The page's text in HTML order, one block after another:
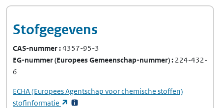
Stofgegevens
CAS-nummer 4357-95-3
EG-nummer(Europees Gemeenschap-nummer) 224-432-
6
ECHA(Europees Agentschap voor chemische stoffen)
stofinformatie
(opent in een nieuw tabblad)